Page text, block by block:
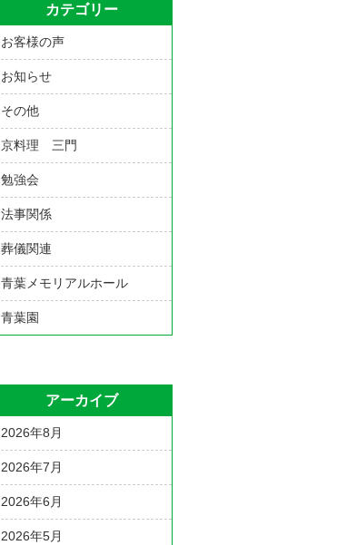
カテゴリー
お客様の声
お知らせ
その他
京料理 三門
勉強会
法事関係
葬儀関連
青葉メモリアルホール
青葉園
アーカイブ
2026年8月
2026年7月
2026年6月
2026年5月